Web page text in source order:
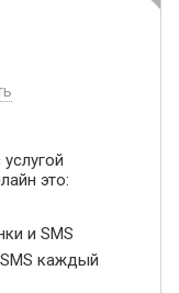
это:
и SMS
каждый